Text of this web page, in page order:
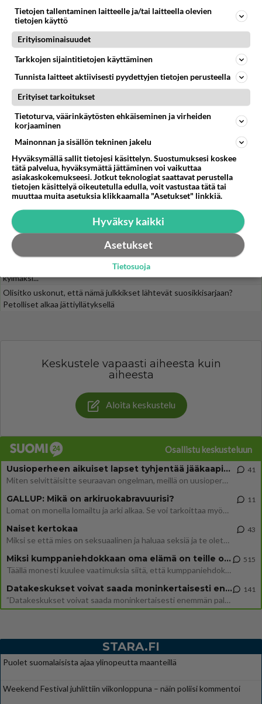
Koskaan parantua tästä?
05.08.2026 05:34
Osallistu keskusteluun
Mitä tuot pöytään parisuhteessa?
Siinäpä se kysymys on otsikossa. Mitäpä siis tuot/toisit pöytään parisuhteessa? Oletko mies vai nainen? Koetko sen mitä
353
Martinan bisneksillä ei mene hyvin
https://www.iltalehti.fi/viihdeuutiset/a/c46da6ab-340f-4790-aaa7-0865eed2336 Yrityksen konkurssihakemus on tullut kärä
2 km on nykyään liian pitkä koulumatka
Miesten tuijotus
SUOMI24 VIIHDE
Muistatko? Kädestä suuhun elävä Satu sai jättimäisen rahasalkun
Henry-miljonääriltä
Linda Lampenius ja Pete Parkkonen yllättävät yhdessä - Tämä ei jätä
kylmäksi...
Olisitko uskonut, että nämä julkkikset lähtevät suosikkisarjaan?
Petolliset alkaa jättiyllätyksellä
Keskustele vapaasti aiheesta kuin
aiheesta
Aloita keskustelu
Osallistu keskusteluun
Uusioperheen aikuiset lapset tyhjentää jääkaapin käydessään
Miten selvittäisitte seuraavan ongelman, meillä on uusioperhe, minulla teini-ikäiset lapset ja puolisolla aikuiset, jotk
41
GALLUP: Mikä on arkiruokabravuurisi?
Lomat on monella lomailtu ja arki alkaa. Se voi tarkoittaa myös sitä, että grillailut on grillattu ja palataan arjen ruo
11
Naiset kertokaa
Miksi se että mies on seksuaalinen ja haluaa seksiä ja te olette hänen mielestänne haluttava on vastenmielistä? Mikä sii
43
Miksi kumppaniehdokkaan oma elämä on teille ongelma?
Täällä monesti kuulee vaatimuksia siitä, että kumppaniehdokkaalla ei saisi olla lemmikkejä, lapsia, kavereita, eksiä, su
515
Datakeskukset voivat saada moninkertaisesti enemmän palautuksia kuin mitä ne maksavat veroja
”Datakeskukset voivat saada moninkertaisesti enemmän palautuksia kuin mitä ne maksavat veroja”, sanoo professori Jussi K
141
STARA.FI
Puolet suomalaisista ajaa ylinopeutta maanteillä
Weekend Festival juhlittiin viikonloppuna – näin poliisi kommentoi
Tietojen tallentaminen laitteelle ja/tai laitteella olevien
tietojen käyttö
Erityisominaisuudet
Tarkkojen sijaintitietojen käyttäminen
Tunnista laitteet aktiivisesti pyydettyjen tietojen perusteella
Erityiset tarkoitukset
Tietoturva, väärinkäytösten ehkäiseminen ja virheiden
korjaaminen
Mainonnan ja sisällön tekninen jakelu
Hyväksymällä sallit tietojesi käsittelyn. Suostumuksesi koskee
tätä palvelua, hyväksymättä jättäminen voi vaikuttaa
asiakaskokemukseesi. Jotkut teknologiat saattavat perustella
tietojen käsittelyä oikeutetulla edulla, voit vastustaa tätä tai
muuttaa muita asetuksia klikkaamalla "Asetukset" linkkiä.
Hyväksy kaikki
Asetukset
Tietosuoja